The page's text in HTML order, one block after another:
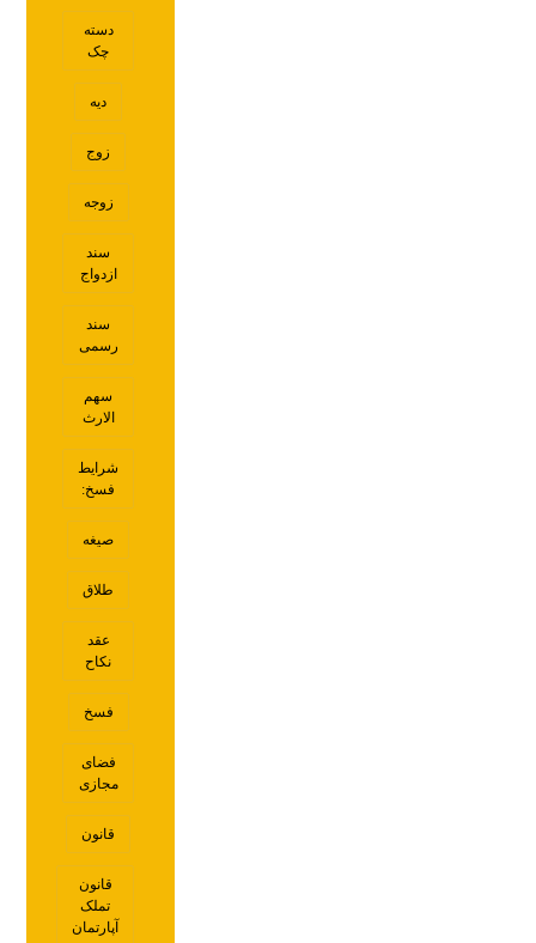
دسته
چک
دیه
زوج
زوجه
سند
ازدواج
سند
رسمی
سهم
الارث
شرایط
فسخ:
صیغه
طلاق
عقد
نکاح
فسخ
فضای
مجازی
قانون
قانون
تملک
آپارتمان